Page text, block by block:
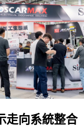
走向系統整合